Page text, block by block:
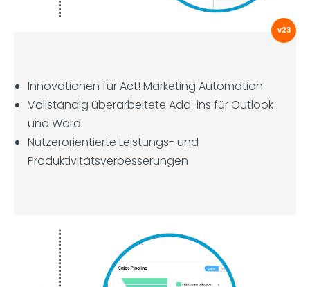
v23
Innovationen für Act! Marketing Automation
Vollständig überarbeitete Add-ins für Outlook
und Word
Nutzerorientierte Leistungs- und
Produktivitätsverbesserungen